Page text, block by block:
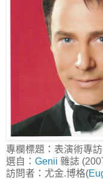
專欄標題：表演術專
選自： Genii 雜誌
訪問者：尤金.博格(